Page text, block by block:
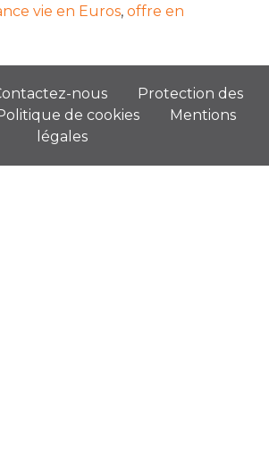
vie en Euros, offre en
nous
Protection des
de cookies
Mentions
légales